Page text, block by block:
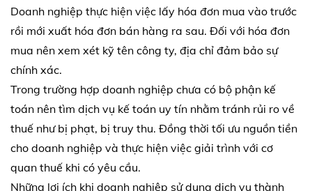
Doanh nghiệp thực hiện việc lấy hóa đơn mua vào trước
rồi mới xuất hóa đơn bán hàng ra sau. Đối với hóa đơn
mua nên xem xét kỹ tên công ty, địa chỉ đảm bảo sự
chính xác.
Trong trường hợp doanh nghiệp chưa có bộ phận kế
toán nên tìm dịch vụ kế toán uy tín nhằm tránh rủi ro về
thuế như bị phạt, bị truy thu. Đồng thời tối ưu nguồn tiền
cho doanh nghiệp và thực hiện việc giải trình với cơ
quan thuế khi có yêu cầu.
Những lợi ích khi doanh nghiệp sử dụng dịch vụ thành